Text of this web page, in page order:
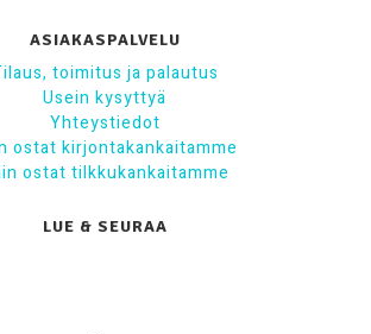
ASIAKASPALVELU
toimitus ja palautus
Usein kysyttyä
Yhteystiedot
ostat kirjontakankaitamme
ostat tilkkukankaitamme
LUE & SEURAA